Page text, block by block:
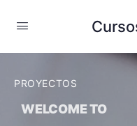
PROYECTOS
WELCOME TO